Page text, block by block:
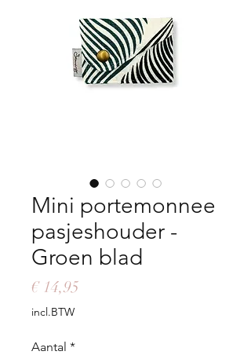
Mini portemonnee
pasjeshouder -
Groen blad
€ 14,95
incl.BTW
Aantal *